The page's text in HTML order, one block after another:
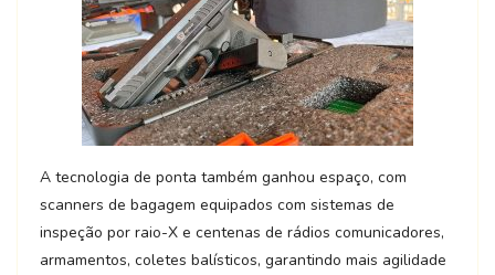
A tecnologia de ponta também ganhou espaço, com
scanners de bagagem equipados com sistemas de
inspeção por raio-X e centenas de rádios comunicadores,
armamentos, coletes balísticos, garantindo mais agilidade